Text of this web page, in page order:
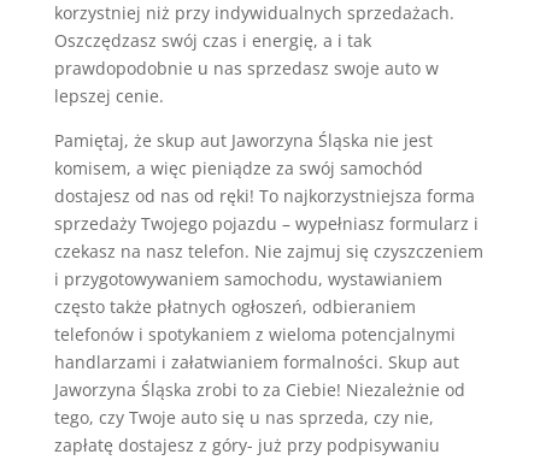
korzystniej niż przy indywidualnych sprzedażach.
Oszczędzasz swój czas i energię, a i tak
prawdopodobnie u nas sprzedasz swoje auto w
lepszej cenie.
Pamiętaj, że skup aut Jaworzyna Śląska nie jest
komisem, a więc pieniądze za swój samochód
dostajesz od nas od ręki! To najkorzystniejsza forma
sprzedaży Twojego pojazdu – wypełniasz formularz i
czekasz na nasz telefon. Nie zajmuj się czyszczeniem
i przygotowywaniem samochodu, wystawianiem
często także płatnych ogłoszeń, odbieraniem
telefonów i spotykaniem z wieloma potencjalnymi
handlarzami i załatwianiem formalności. Skup aut
Jaworzyna Śląska zrobi to za Ciebie! Niezależnie od
tego, czy Twoje auto się u nas sprzeda, czy nie,
zapłatę dostajesz z góry- już przy podpisywaniu